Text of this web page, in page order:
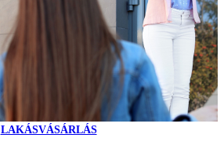
LAKÁSVÁSÁRLÁS